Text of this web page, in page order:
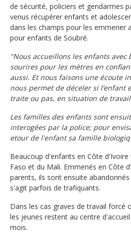
de sécurité, policiers et gendarmes
venus récupérer enfants et
dans les champs pour les emmener
pour enfants de Soubré.
"Nous accueillons les enfants avec
sourires pour les mètres en
aussi. Et nous faisons une écoute
nous permet de déceler si l’enfant
traite ou pas, en situation de
Les familles des enfants sont
interogées par la police; pour
etour de l'enfant sa famille
Beaucoup d'enfants en Côte d'Ivoire
Faso et du Mali. Emmenés en Côte
parents, ils sont ensuite
s'agit parfois de trafiquants.
Dans les cas graves de travail forcé
les jeunes restent au centre
mois.